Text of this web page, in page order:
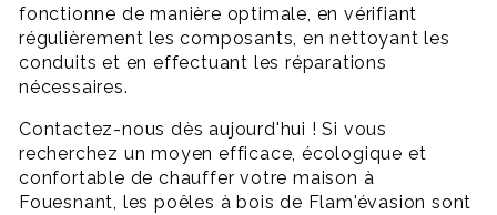
fonctionne de manière optimale, en vérifiant
régulièrement les composants, en nettoyant les
conduits et en effectuant les réparations
nécessaires.
Contactez-nous dès aujourd'hui ! Si vous
recherchez un moyen efficace, écologique et
confortable de chauffer votre maison à
Fouesnant, les poêles à bois de Flam'évasion sont